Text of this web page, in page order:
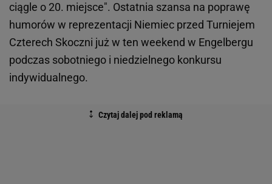
ciągle o 20. miejsce". Ostatnia szansa na poprawę
humorów w reprezentacji Niemiec przed Turniejem
Czterech Skoczni już w ten weekend w Engelbergu
podczas sobotniego i niedzielnego konkursu
indywidualnego.